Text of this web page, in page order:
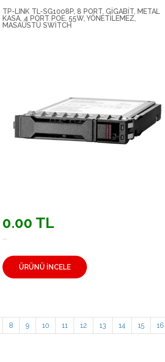
TP-LINK TL-SG1008P, 8 PORT, GIGABIT, METAL
KASA, 4 PORT POE, 55W, YÖNETILEMEZ,
MASAÜSTÜ SWITCH
0.00 TL
ÜRÜNÜ İNCELE
8 9 10 11 12 13 14 15 16